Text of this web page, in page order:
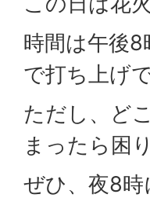
時間は午後
で打ち上げで
ただし、ど
まったら困
ぜひ、夜8